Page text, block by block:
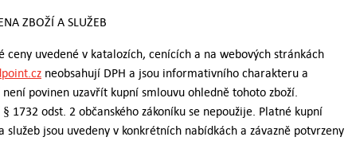
ZBOŽÍ A SLUŽEB
ceny uvedené v katalozích, cenících a na webových stránkách
neobsahují DPH a jsou informativního charakteru a
povinen uzavřít kupní smlouvu ohledně tohoto zboží.
1732 odst. 2 občanského zákoníku se nepoužije. Platné kupní
služeb jsou uvedeny v konkrétních nabídkách a závazně potvrzeny